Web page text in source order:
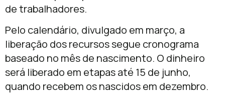
de trabalhadores.
Pelo calendário, divulgado em março, a
liberação dos recursos segue cronograma
baseado no mês de nascimento. O dinheiro
será liberado em etapas até 15 de junho,
quando recebem os nascidos em dezembro.